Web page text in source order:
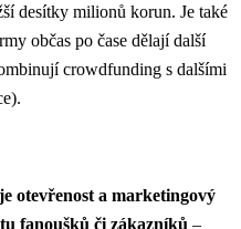
desítky milionů korun. Je také
občas po čase dělají další
crowdfunding s dalšími
otevřenost a marketingový
fanoušků či zákazníků –